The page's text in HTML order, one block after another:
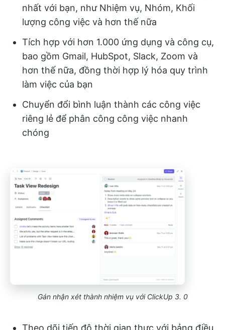
nhất với bạn, như Nhiệm vụ, Nhóm, Khối
lượng công việc và hơn thế nữa
Tích hợp với hơn 1.000 ứng dụng và công cụ,
bao gồm Gmail, HubSpot, Slack, Zoom và
hơn thế nữa, đồng thời hợp lý hóa quy trình
làm việc của bạn
Chuyển đổi bình luận thành các công việc
riêng lẻ để phân công công việc nhanh
chóng
Gán nhận xét thành nhiệm vụ với ClickUp 3. 0
Theo dõi tiến độ thời gian thực với bảng điều